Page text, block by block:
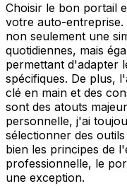
Choisir le bon portail
votre auto-
non seulement une
quotidiennes, mais
permettant d'adapter
spécifiques. De plus,
clé en main et des
sont des atouts
personnelle, j'ai
sélectionner des
bien les principes de
professionnelle, le
une exception.